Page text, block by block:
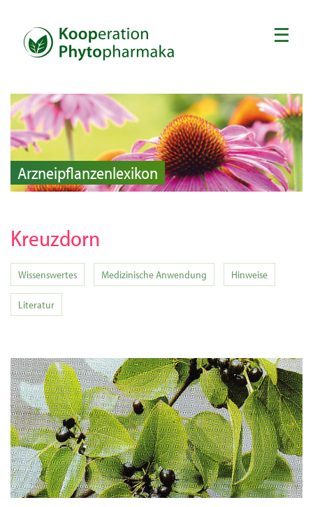
Arzneipflanzenlexikon
Kreuzdorn
Wissenswertes Medizinische Anwendung Hinweise
Literatur